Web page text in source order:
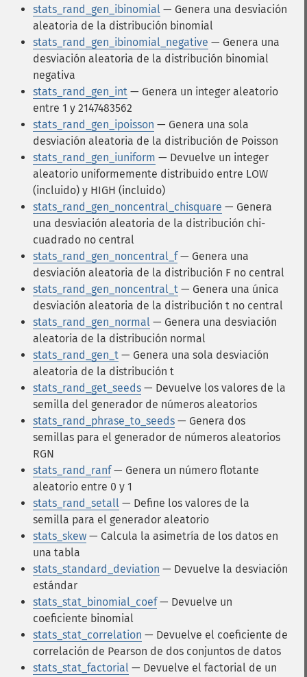
stats_rand_gen_ibinomial — Genera una desviación
aleatoria de la distribución binomial
stats_rand_gen_ibinomial_negative — Genera una
desviación aleatoria de la distribución binomial
negativa
stats_rand_gen_int — Genera un integer aleatorio
entre 1 y 2147483562
stats_rand_gen_ipoisson — Genera una sola
desviación aleatoria de la distribución de Poisson
stats_rand_gen_iuniform — Devuelve un integer
aleatorio uniformemente distribuido entre LOW
(incluido) y HIGH (incluido)
stats_rand_gen_noncentral_chisquare — Genera
una desviación aleatoria de la distribución chi-
cuadrado no central
stats_rand_gen_noncentral_f— Genera una
desviación aleatoria de la distribución F no central
stats_rand_gen_noncentral_t — Genera una única
desviación aleatoria de la distribución t no central
stats_rand_gen_normal — Genera una desviación
aleatoria de la distribución normal
stats_rand_gen_t — Genera una sola desviación
aleatoria de la distribución t
stats_rand_get_seeds — Devuelve los valores de la
semilla del generador de números aleatorios
stats_rand_phrase_to_seeds — Genera dos
semillas para el generador de números aleatorios
RGN
stats_rand_ranf— Genera un número flotante
aleatorio entre 0 y 1
stats_rand_setall — Define los valores de la
semilla para el generador aleatorio
stats_skew — Calcula la asimetría de los datos en
una tabla
stats_standard_deviation — Devuelve la desviación
estándar
stats_stat_binomial_coef— Devuelve un
coeficiente binomial
stats_stat_correlation — Devuelve el coeficiente de
correlación de Pearson de dos conjuntos de datos
stats_stat_factorial — Devuelve el factorial de un